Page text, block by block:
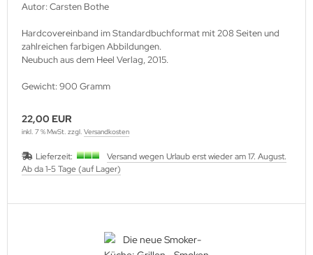
Autor: Carsten Bothe
Hardcovereinband im Standardbuchformat mit 208 Seiten und
zahlreichen farbigen Abbildungen.
Neubuch aus dem Heel Verlag, 2015.
Gewicht: 900 Gramm
22,00 EUR
inkl. 7 % MwSt. zzgl. Versandkosten
Lieferzeit:
Versand wegen Urlaub erst wieder am 17. August.
Ab da 1-5 Tage (auf Lager)